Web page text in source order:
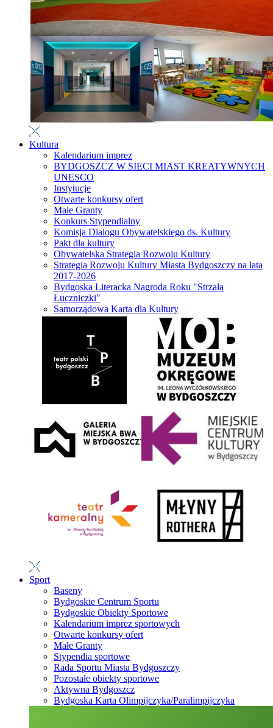
Kultura
Kalendarium imprez
BYDGOSZCZ W SIECI MIAST KREATYWNYCH
UNESCO
Instytucje
Otwarte konkursy ofert
Małe Granty
Konkurs Stypendialny
Komisja Dialogu Obywatelskiego ds. Kultury
Pakt dla kultury
Obywatelska Strategia Rozwoju Kultury
Strategia Rozwoju Kultury Miasta Bydgoszczy na lata
2017-2026
Bydgoska Literacka Nagroda Roku "Strzała
Łuczniczki"
Samorządowa Karta dla Kultury
Sport
Baseny
Bydgoskie Centrum Sportu
Bydgoskie Obiekty Sportowe
Kalendarium imprez sportowych
Otwarte konkursy ofert
Małe Granty
Stypendia sportowe
Rada Sportu Miasta Bydgoszczy
Pozostałe obiekty sportowe
Aktywna Bydgoszcz
Bydgoska Karta Olimpijczyka/Paralimpijczyka